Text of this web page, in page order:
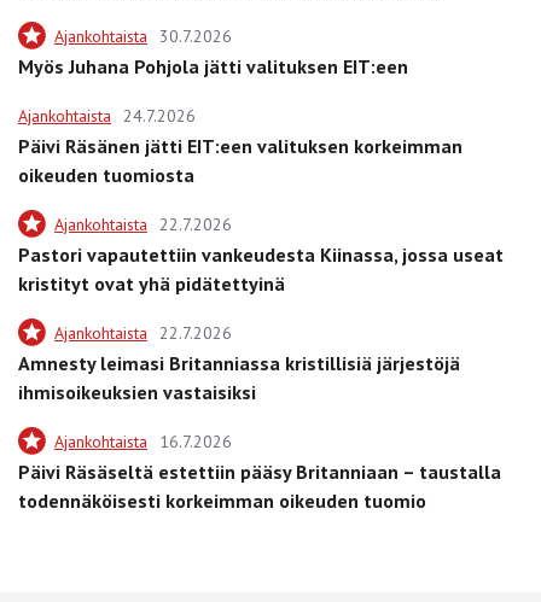
Ajankohtaista 30.7.2026
Myös Juhana Pohjola jätti valituksen EIT:een
Ajankohtaista 24.7.2026
Päivi Räsänen jätti EIT:een valituksen korkeimman
oikeuden tuomiosta
Ajankohtaista 22.7.2026
Pastori vapautettiin vankeudesta Kiinassa, jossa useat
kristityt ovat yhä pidätettyinä
Ajankohtaista 22.7.2026
Amnesty leimasi Britanniassa kristillisiä järjestöjä
ihmisoikeuksien vastaisiksi
Ajankohtaista 16.7.2026
Päivi Räsäseltä estettiin pääsy Britanniaan – taustalla
todennäköisesti korkeimman oikeuden tuomio